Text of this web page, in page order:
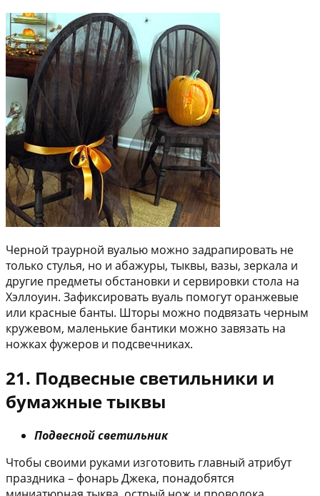
Черной траурной вуалью можно задрапировать не
только стулья, но и абажуры, тыквы, вазы, зеркала и
другие предметы обстановки и сервировки стола на
Хэллоуин. Зафиксировать вуаль помогут оранжевые
или красные банты. Шторы можно подвязать черным
кружевом, маленькие бантики можно завязать на
ножках фужеров и подсвечниках.
21. Подвесные светильники и
бумажные тыквы
Подвесной светильник
Чтобы своими руками изготовить главный атрибут
праздника – фонарь Джека, понадобятся